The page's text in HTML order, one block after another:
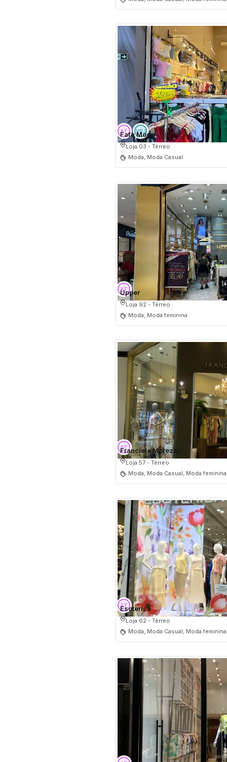
Fafa Moda
Loja 03 - Térreo
Moda, Moda Casual
Upper
Loja 92 - Térreo
Moda, Moda feminina
Franciele Morezzi
Loja 57 - Térreo
Moda, Moda Casual, Moda
Esoterica
Loja 62 - Térreo
Moda, Moda Casual, Moda